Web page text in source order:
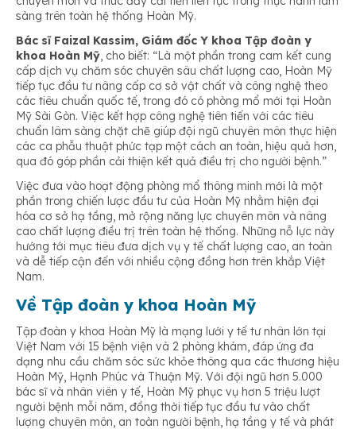
sàng trên toàn hệ thống Hoàn Mỹ.
Bác sĩ Faizal Kassim, Giám đốc Y khoa Tập đoàn y
khoa Hoàn Mỹ, cho biết: “Là một phần trong cam kết cung
cấp dịch vụ chăm sóc chuyên sâu chất lượng cao, Hoàn Mỹ
tiếp tục đầu tư nâng cấp cơ sở vật chất và công nghệ theo
các tiêu chuẩn quốc tế, trong đó có phòng mổ mới tại Hoàn
Mỹ Sài Gòn. Việc kết hợp công nghệ tiên tiến với các tiêu
chuẩn lâm sàng chặt chẽ giúp đội ngũ chuyên môn thực hiện
các ca phẫu thuật phức tạp một cách an toàn, hiệu quả hơn,
qua đó góp phần cải thiện kết quả điều trị cho người bệnh.”
Việc đưa vào hoạt động phòng mổ thông minh mới là một
phần trong chiến lược đầu tư của Hoàn Mỹ nhằm hiện đại
hóa cơ sở hạ tầng, mở rộng năng lực chuyên môn và nâng
cao chất lượng điều trị trên toàn hệ thống. Những nỗ lực này
hướng tới mục tiêu đưa dịch vụ y tế chất lượng cao, an toàn
và dễ tiếp cận đến với nhiều cộng đồng hơn trên khắp Việt
Nam.
Về Tập đoàn y khoa Hoàn Mỹ
Tập đoàn y khoa Hoàn Mỹ là mạng lưới y tế tư nhân lớn tại
Việt Nam với 15 bệnh viện và 2 phòng khám, đáp ứng đa
dạng nhu cầu chăm sóc sức khỏe thông qua các thương hiệu
Hoàn Mỹ, Hạnh Phúc và Thuận Mỹ. Với đội ngũ hơn 5.000
bác sĩ và nhân viên y tế, Hoàn Mỹ phục vụ hơn 5 triệu lượt
người bệnh mỗi năm, đồng thời tiếp tục đầu tư vào chất
lượng chuyên môn, an toàn người bệnh, hạ tầng y tế và phát